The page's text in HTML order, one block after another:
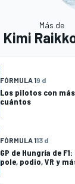
Más de
Kimi
FÓRMULA 19 d
Los pilotos con
cuántos
FÓRMULA 113 d
GP de Hungría de
pole, podio, VR y